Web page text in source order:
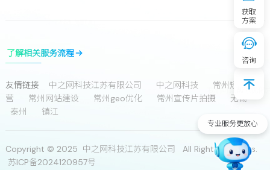
获取
方案
咨询
我们可以帮你优化
专业服务更放心
了解相关服务流程
友情链接 中之网科技江苏有限公司 中之网科技
常州短视频运
营
常州网站建设 常州geo优化 常州宣传片拍摄
无锡
泰州
镇江
Copyright © 2025 中之网科技江苏有限公司 All Rights Reserves.
苏ICP备2024120957号